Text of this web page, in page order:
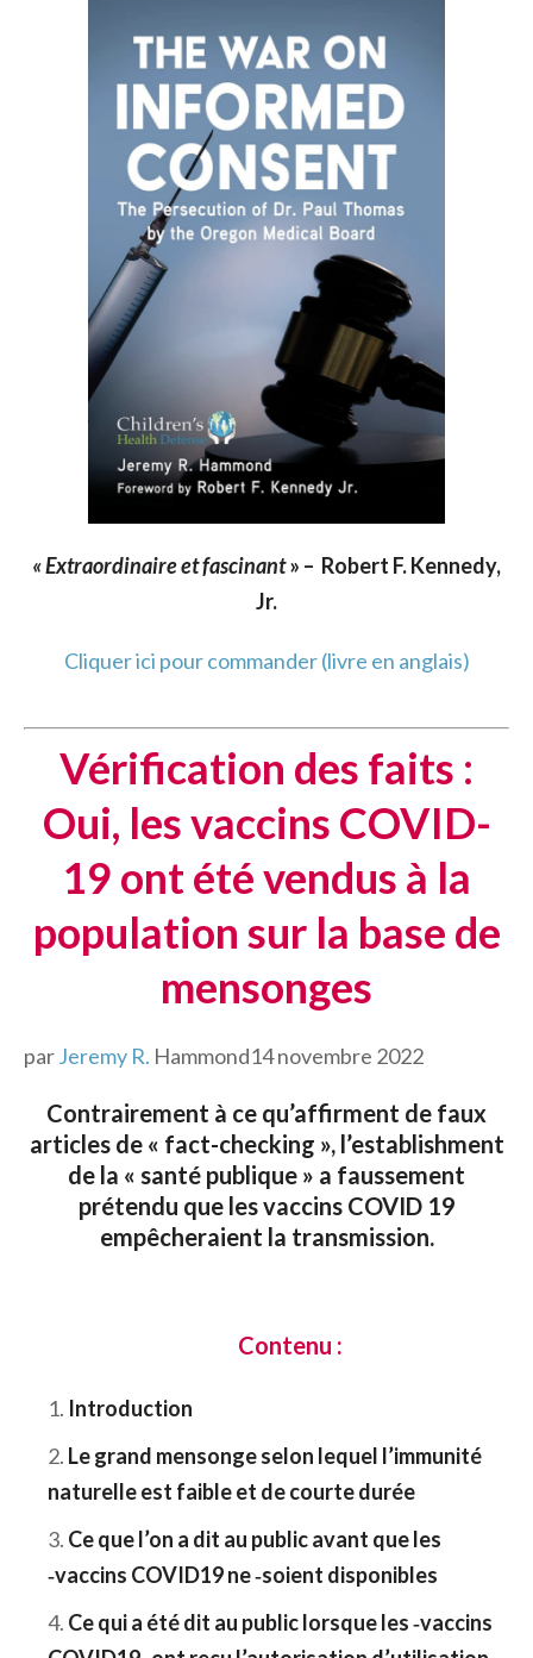
« Extraordinaire et fascinant» – Robert F. Kennedy,
Jr.
Cliquer ici pour commander (livre en anglais)
Vérification des faits :
Oui, les vaccins COVID-
19 ont été vendus à la
population sur la base de
mensonges
parJeremy R. Hammond14 novembre 2022
Contrairement à ce qu’affirment de faux
articles de « fact-checking », l’establishment
de la « santé publique » a faussement
prétendu que les vaccins COVID 19
empêcheraient la transmission.
Contenu :
Introduction
Le grand mensonge selon lequel l’immunité
naturelle est faible et de courte durée
Ce que l’on a dit au public avant que les
‑vaccins COVID19 ne ‑soient disponibles
Ce qui a été dit au public lorsque les ‑vaccins